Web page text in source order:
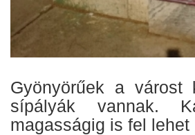
Gyönyörűek a várost
sípályák vannak.
magasságig is fel lehet